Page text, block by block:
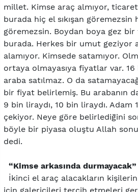
millet. Kimse araç almıyor,
burada hiç el sıkışan göremezsin
göremezsin. Boydan boya gez bir
burada. Herkes bir umut geziyor
alamıyor. Kimsede satamıyor.
ortaya olmayasıya fiyatlar var.
araba satılmaz. O da
bir fiyat belirlemiş. Bu arabanın
9 bin liraydı, 10 bin liraydı.
çekiyor. Neye göre belirlediğini
böyle bir piyasa oluştu Allah
dedi.
“Kimse arkasında durmayacak”
İkinci el araç alacakların